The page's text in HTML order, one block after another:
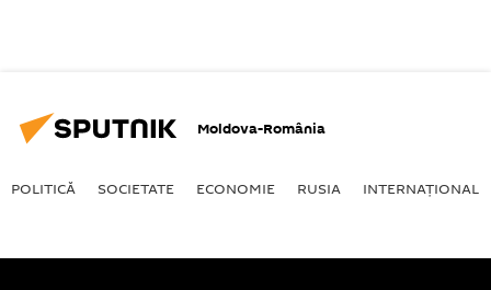
Moldova-România
POLITICĂ SOCIETATE ECONOMIE RUSIA INTERNAŢIONAL